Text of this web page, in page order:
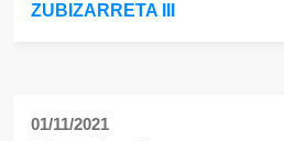
ZUBIZARRETA III
01/11/2021